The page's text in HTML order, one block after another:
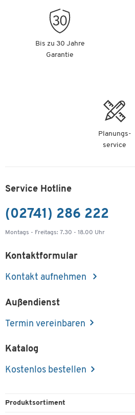
Bis zu 30 Jahre
Garantie
Planungs-
service
Service Hotline
(02741) 286 222
Montags - Freitags: 7.30 - 18.00 Uhr
Kontaktformular
Kontakt aufnehmen
Außendienst
Termin vereinbaren
Katalog
Kostenlos bestellen
Produktsortiment